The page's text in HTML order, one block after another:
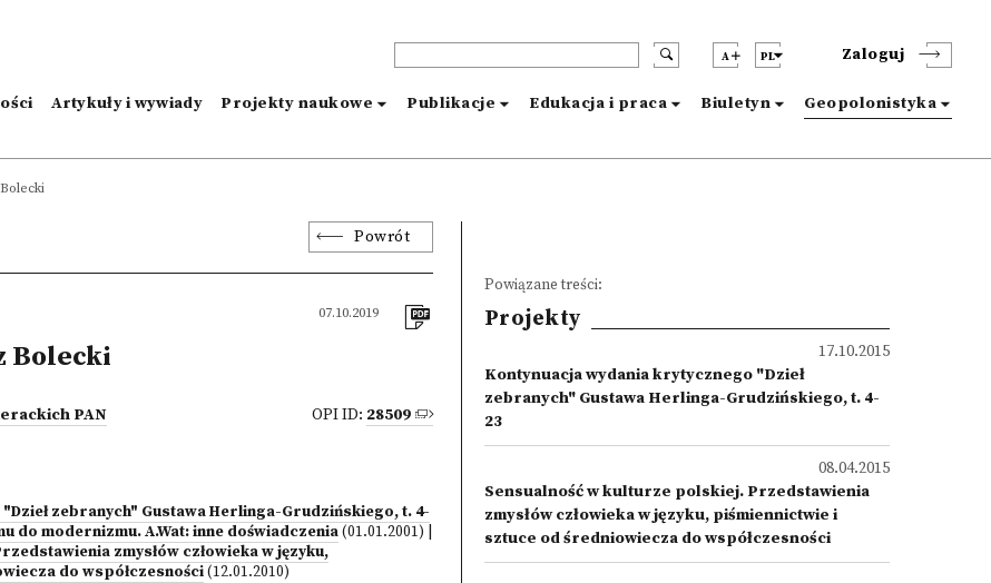
A PL Zaloguj
Artykuły i wywiady Projekty naukowe Publikacje Edukacja i praca Biuletyn Geopolonistyka
Powrót
07.10.2019
Bolecki
PAN OPI ID: 28509
zebranych" Gustawa Herlinga-Grudzińskiego, t. 4-
do modernizmu. A.Wat: inne doświadczenia(01.01.2001)
zmysłów człowieka w języku,
do współczesności(12.01.2010)
Powiązane treści:
Projekty
17.10.2015
Kontynuacja wydania krytycznego "Dzieł
zebranych" Gustawa Herlinga-Grudzińskiego, t. 4-
23
08.04.2015
Sensualność w kulturze polskiej. Przedstawienia
zmysłów człowieka w języku, piśmiennictwie i
sztuce od średniowiecza do współczesności